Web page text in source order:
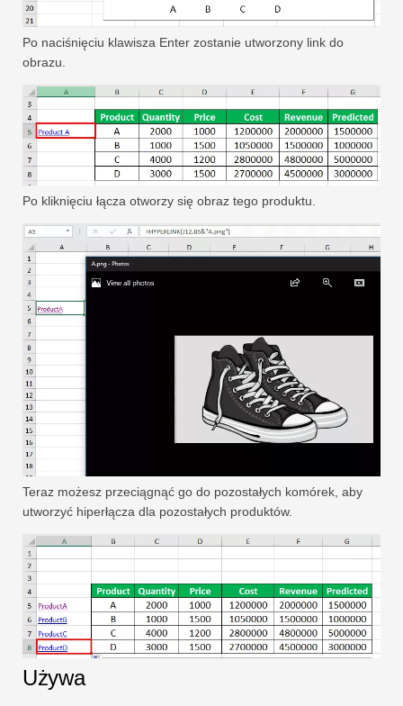
Po naciśnięciu klawisza Enter zostanie utworzony link do
obrazu.
Po kliknięciu łącza otworzy się obraz tego produktu.
Teraz możesz przeciągnąć go do pozostałych komórek, aby
utworzyć hiperłącza dla pozostałych produktów.
Używa